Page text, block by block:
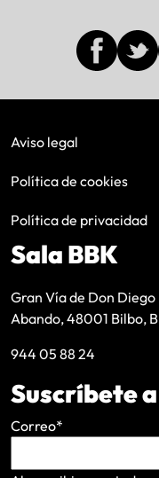
Aviso legal
Política de cookies
Política de privacidad
Sala BBK
Gran Vía de Don Diego
Abando, 48001 Bilbo,
944 05 88 24
Suscríbete
Correo*